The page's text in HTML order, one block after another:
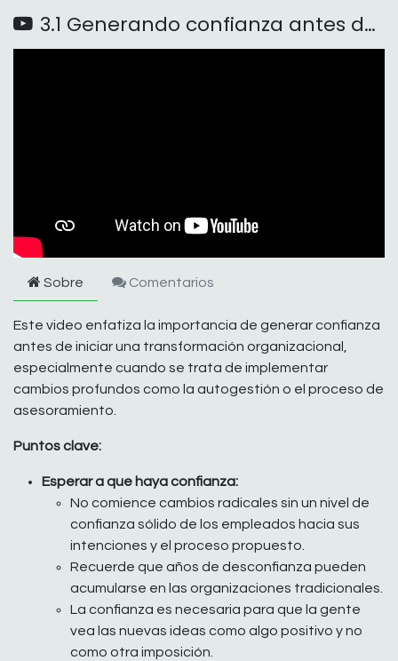
3.1 Generando confianza antes de empezar
Sobre Comentarios
Este video enfatiza la importancia de generar confianza
antes de iniciar una transformación organizacional,
especialmente cuando se trata de implementar
cambios profundos como la autogestión o el proceso de
asesoramiento.
Puntos clave:
Esperar a que haya confianza:
No comience cambios radicales sin un nivel de
confianza sólido de los empleados hacia sus
intenciones y el proceso propuesto.
Recuerde que años de desconfianza pueden
acumularse en las organizaciones tradicionales.
La confianza es necesaria para que la gente
vea las nuevas ideas como algo positivo y no
como otra imposición.